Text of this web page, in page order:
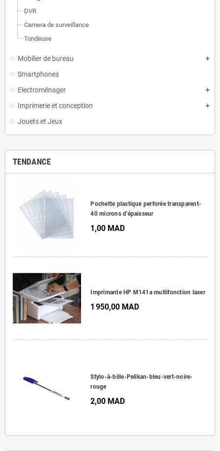
DVR
Camera de surveillance
Tondeuse
Mobilier de bureau
Smartphones
Electroménager
Imprimerie et conception
Jouets et Jeux
TENDANCE
Pochette plastique perforée transparent-
40 microns d’épaisseur
1,00 MAD
Imprimante HP M141a multifonction laser
1 950,00 MAD
Stylo-à-bille-Pelikan-bleu-vert-noire-
rouge
2,00 MAD